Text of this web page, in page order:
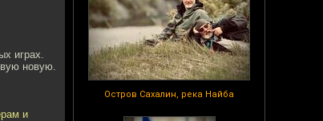
Остров Сахалин, река Найба
играх.
новую.
и